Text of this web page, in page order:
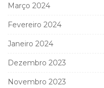
Março 2024
Fevereiro 2024
Janeiro 2024
Dezembro 2023
Novembro 2023